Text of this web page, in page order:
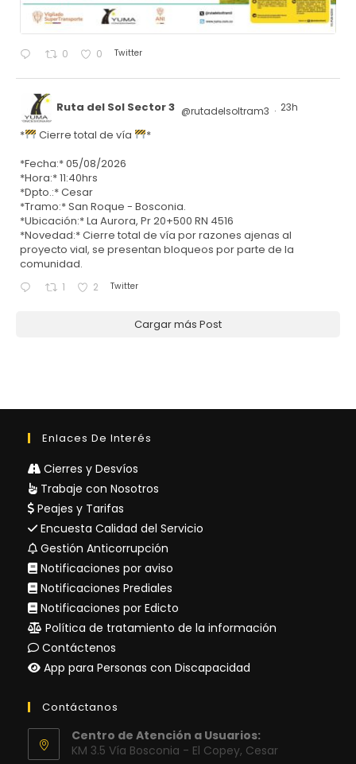
0 0 Twitter
Ruta del Sol Sector 3 @rutadelsoltram3 · 23h
* Cierre total de vía
*
*Fecha:* 05/08/2026
*Hora:* 11:40hrs
*Dpto.:* Cesar
*Tramo:* San Roque - Bosconia.
*Ubicación:* La Aurora, Pr 20+500 RN 4516
*Novedad:* Cierre total de vía por razones ajenas al
proyecto vial, se presentan bloqueos por parte de la
comunidad.
1 2 Twitter
Cargar más Post
Enlaces De Interés
Cierres y Desvíos
Trabaje con Nosotros
Peajes y Tarifas
Encuesta Calidad del Servicio
Gestión Anticorrupción
Notificaciones por aviso
Notificaciones Prediales
Notificaciones por Edicto
Política de tratamiento de la información
Contáctenos
App para Personas con Discapacidad
Contáctanos
Centro de Atención a Usuarios:
KM 3.5 Vía Bosconia - El Copey, Cesar